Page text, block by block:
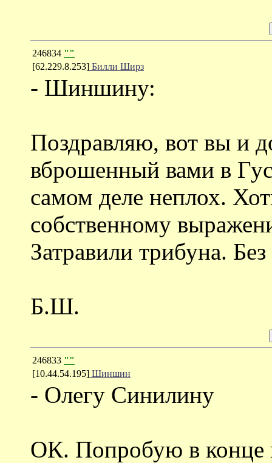
246834 ""
[62.229.8.253] Билли Ширз
- Шиншину:
Поздравляю, вот вы и
вброшенный вами в
самом деле неплох.
собственному
Затравили трибуна.
Б.Ш.
246833 ""
[10.44.54.195] Шиншин
- Олегу Синилину
ОК. Попробую в конце